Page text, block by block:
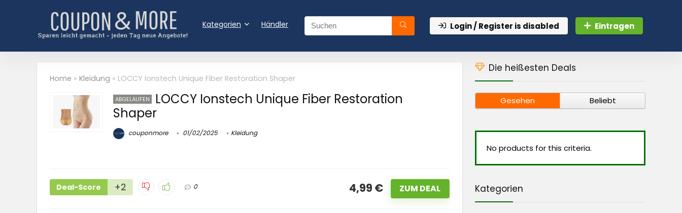
Kategorien Händler Login / Register is disabled Eintragen
Home » Kleidung » LOCCY Ionstech Unique Fiber Restoration Shaper
ABGELAUFEN
LOCCY Ionstech Unique Fiber Restoration
Shaper
couponmore 01/02/2025 Kleidung
Deal-Score +2 0 4,99 € ZUM DEAL
Die heißesten Deals
Gesehen Beliebt
No products for this criteria.
Kategorien